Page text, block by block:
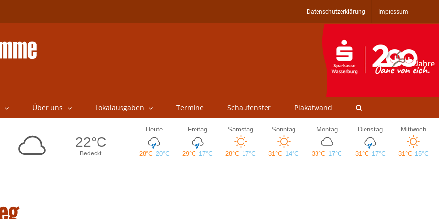
Datenschutzerklärung Impressum
Über uns Lokalausgaben Termine Schaufenster Plakatwand